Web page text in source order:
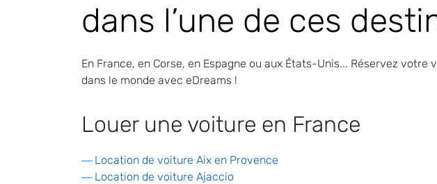
dans l’une de ces
En France, en Corse, en Espagne ou aux États-Unis... Réservez
dans le monde avec eDreams !
Louer une voiture en France
Location de voiture Aix en Provence
Location de voiture Ajaccio